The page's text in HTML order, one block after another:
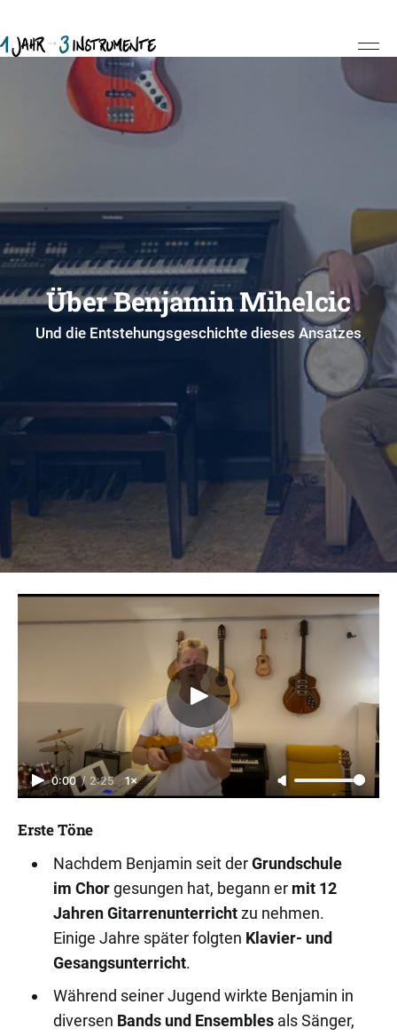
Über Benjamin Mihelcic
Und die Entstehungsgeschichte dieses Ansatzes
0:00 / 2:25 1×
Erste Töne
Nachdem Benjamin seit derGrundschule
im Chorgesungen hat, begann er mit 12
Jahren Gitarrenunterrichtzu nehmen.
Einige Jahre später folgten Klavier- und
Gesangsunterricht.
Während seiner Jugend wirkte Benjamin in
diversen Bands und Ensemblesals Sänger,